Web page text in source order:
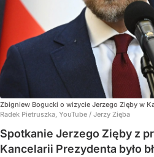
Zbigniew Bogucki o wizycie Jerzego Zięby w
Radek Pietruszka, YouTube / Jerzy Zięba
Spotkanie Jerzego Zięby z
Kancelarii Prezydenta było